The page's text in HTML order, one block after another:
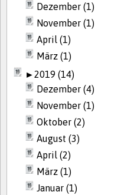
Dezember (1)
November (1)
April (1)
März (1)
►2019 (14)
Dezember (4)
November (1)
Oktober (2)
August (3)
April (2)
März (1)
Januar (1)